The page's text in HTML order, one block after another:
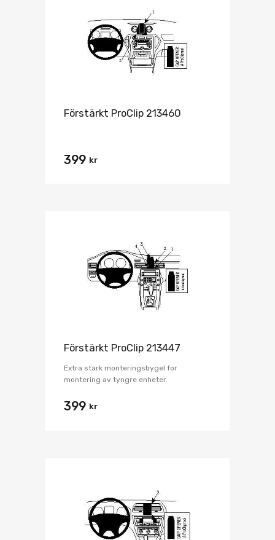
Förstärkt ProClip 213460
399 kr
Förstärkt ProClip 213447
Extra stark monteringsbygel for
montering av tyngre enheter.
399 kr